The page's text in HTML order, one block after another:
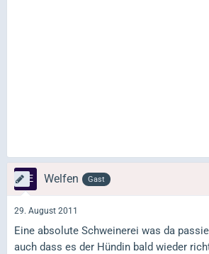
Welfen Gast
29. August 2011
Eine absolute Schweinerei was da
auch dass es der Hündin bald wieder